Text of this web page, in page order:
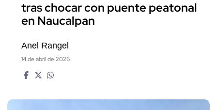
tras chocar con puente peatonal
en Naucalpan
Anel Rangel
14 de abril de 2026